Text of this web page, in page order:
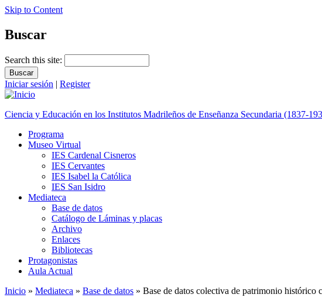
Skip to Content
Buscar
Search this site:
Iniciar sesión | Register
Ciencia y Educación en los Institutos Madrileños de Enseñanza Secundaria (1837-
Programa
Museo Virtual
IES Cardenal Cisneros
IES Cervantes
IES Isabel la Católica
IES San Isidro
Mediateca
Base de datos
Catálogo de Láminas y placas
Archivo
Enlaces
Bibliotecas
Protagonistas
Aula Actual
Inicio » Mediateca » Base de datos » Base de datos colectiva de patrimonio